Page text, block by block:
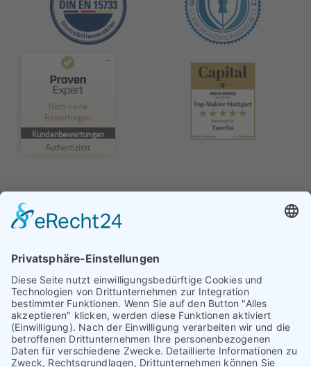
Noch keine
Bewertungen
Kundenbewertungen
Authentizität
Kundenbewertungen und Erfahrungen zu
MANGELHAFT
kontakt@tauriba.de
Haftungsauschluss: Alle auf diesen Seiten veröffentlichten
Informationen wurden nach bestem Wissen und
Gewissen erstellt. Alle Kundenmeinungen beruhen auf